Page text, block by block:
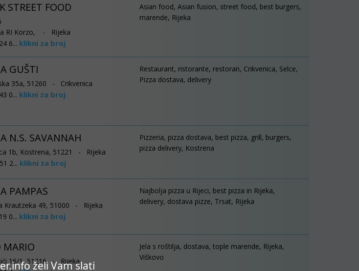
želi Vam slati
STREET FOOD
RI Korzo, - Rijeka
6... klikni za broj
Asian food, Asian fusion, street food, best burgers,
marende, Rijeka
GUŠTI
35a, 51260 - Crikvenica
0... klikni za broj
Restaurant, ristorante, restoran, Crikvenica, Selce,
Pizza dostava, delivery
N.S. SAVANNAH
1b, Kostrena, 51221 - Rijeka
2... klikni za broj
Pizzeria, pizza dostava, best pizza, grill, burgers,
pizza delivery, Kostrena
PAMPAS
Krautzeka 49, 51000 - Rijeka
0... klikni za broj
Najbolja pizza u Rijeci, best pizza in Rijeka,
delivery, dostava pizze, Trsat, Rijeka
MARIO
16/1, 51216 - Rijeka
Jela s roštilja, dostava, tople marende, Rijeka,
Viškovo